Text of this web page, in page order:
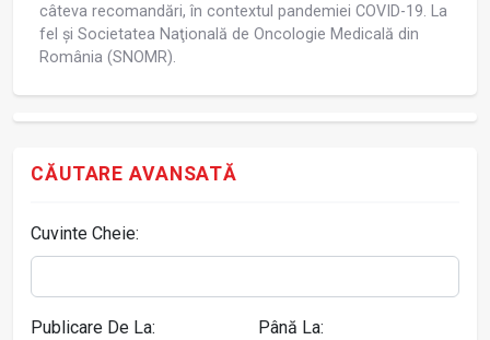
câteva recomandări, în contextul pandemiei COVID-19. La
fel și Societatea Naţională de Oncologie Medicală din
România (SNOMR).
CĂUTARE AVANSATĂ
Cuvinte Cheie:
Publicare De La: Până La: